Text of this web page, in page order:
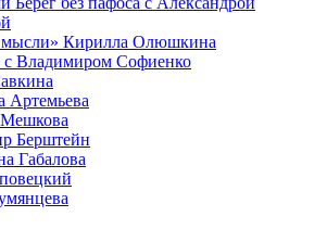
мысли» Кирилла Олюшкина
с Владимиром Софиенко
Артемьева
Мешкова
Берштейн
Габалова